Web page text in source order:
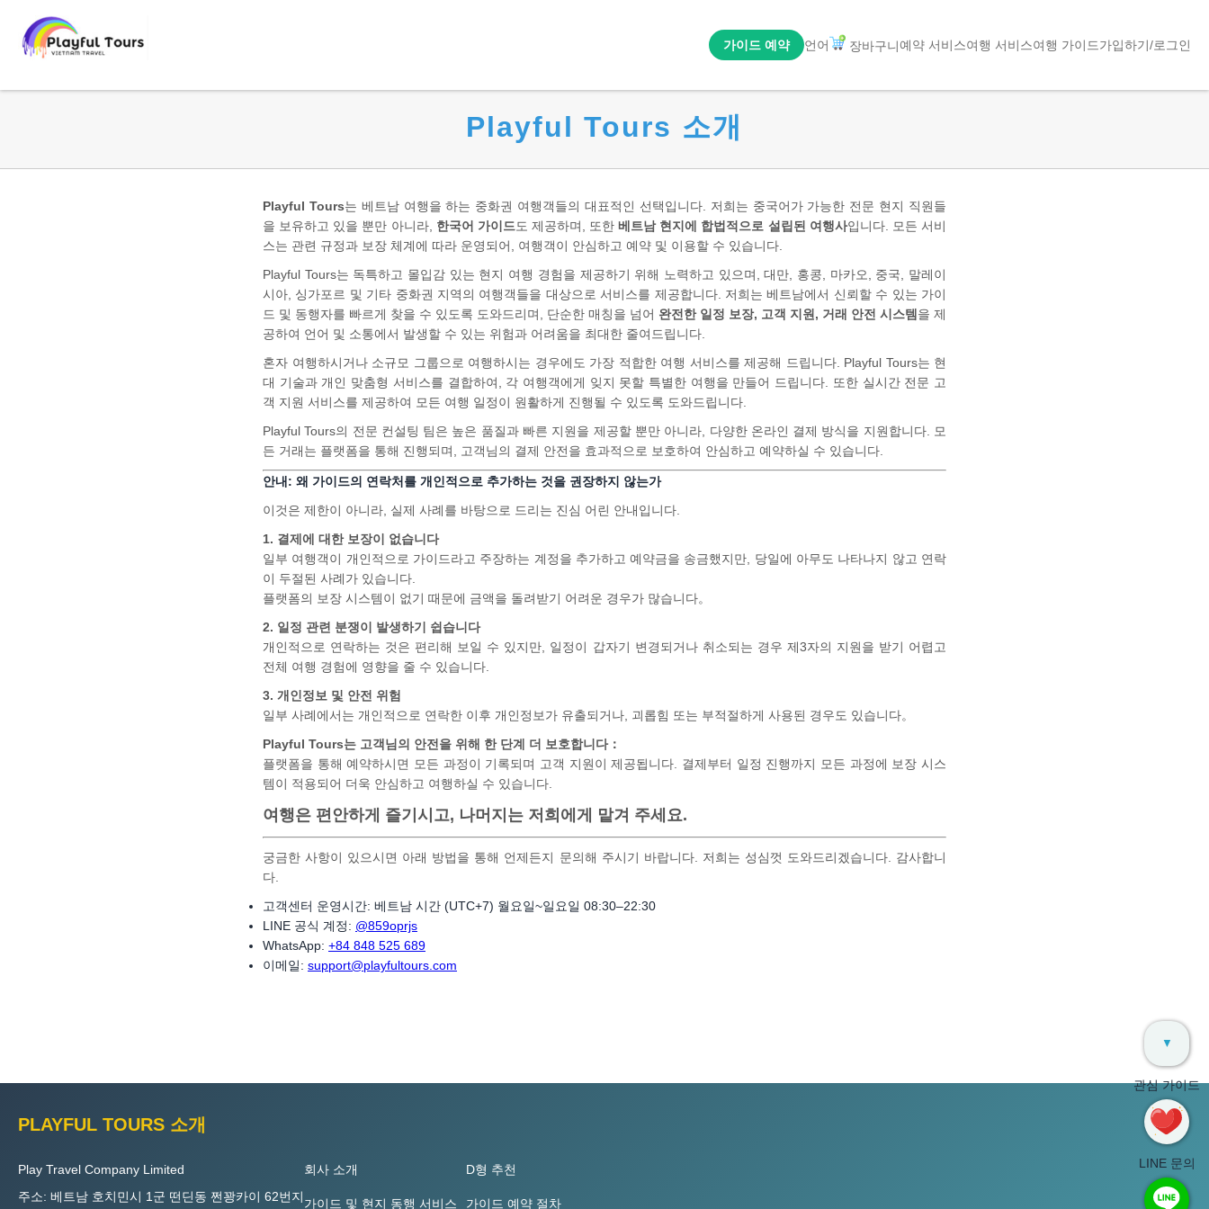
가이드 예약 언어 장바구니예약 서비스여행 서비스여행 가이드가입하기/로그인
Playful Tours 소개
Playful Tours는 베트남 여행을 하는 중화권 여행객들의 대표적인 선택입니다. 저희는 중국어가 가능한 전문 현지 직원들
을 보유하고 있을 뿐만 아니라, 한국어 가이드도 제공하며, 또한베트남 현지에 합법적으로 설립된 여행사입니다. 모든 서비
스는 관련 규정과 보장 체계에 따라 운영되어, 여행객이 안심하고 예약 및 이용할 수 있습니다.
Playful Tours는 독특하고 몰입감 있는 현지 여행 경험을 제공하기 위해 노력하고 있으며, 대만, 홍콩, 마카오, 중국, 말레이
시아, 싱가포르 및 기타 중화권 지역의 여행객들을 대상으로 서비스를 제공합니다. 저희는 베트남에서 신뢰할 수 있는 가이
드 및 동행자를 빠르게 찾을 수 있도록 도와드리며, 단순한 매칭을 넘어 완전한 일정 보장, 고객 지원, 거래 안전 시스템 을 제
공하여 언어 및 소통에서 발생할 수 있는 위험과 어려움을 최대한 줄여드립니다.
혼자 여행하시거나 소규모 그룹으로 여행하시는 경우에도 가장 적합한 여행 서비스를 제공해 드립니다. Playful Tours는 현
대 기술과 개인 맞춤형 서비스를 결합하여, 각 여행객에게 잊지 못할 특별한 여행을 만들어 드립니다. 또한 실시간 전문 고
객 지원 서비스를 제공하여 모든 여행 일정이 원활하게 진행될 수 있도록 도와드립니다.
Playful Tours의 전문 컨설팅 팀은 높은 품질과 빠른 지원을 제공할 뿐만 아니라, 다양한 온라인 결제 방식을 지원합니다. 모
든 거래는 플랫폼을 통해 진행되며, 고객님의 결제 안전을 효과적으로 보호하여 안심하고 예약하실 수 있습니다.
안내: 왜 가이드의 연락처를 개인적으로 추가하는 것을 권장하지 않는가
이것은 제한이 아니라, 실제 사례를 바탕으로 드리는 진심 어린 안내입니다.
1. 결제에 대한 보장이 없습니다
일부 여행객이 개인적으로 가이드라고 주장하는 계정을 추가하고 예약금을 송금했지만, 당일에 아무도 나타나지 않고 연락
이 두절된 사례가 있습니다.
플랫폼의 보장 시스템이 없기 때문에 금액을 돌려받기 어려운 경우가 많습니다。
2. 일정 관련 분쟁이 발생하기 쉽습니다
개인적으로 연락하는 것은 편리해 보일 수 있지만, 일정이 갑자기 변경되거나 취소되는 경우 제3자의 지원을 받기 어렵고
전체 여행 경험에 영향을 줄 수 있습니다.
3. 개인정보 및 안전 위험
일부 사례에서는 개인적으로 연락한 이후 개인정보가 유출되거나, 괴롭힘 또는 부적절하게 사용된 경우도 있습니다。
Playful Tours는 고객님의 안전을 위해 한 단계 더 보호합니다：
플랫폼을 통해 예약하시면 모든 과정이 기록되며 고객 지원이 제공됩니다. 결제부터 일정 진행까지 모든 과정에 보장 시스
템이 적용되어 더욱 안심하고 여행하실 수 있습니다.
여행은 편안하게 즐기시고, 나머지는 저희에게 맡겨 주세요.
궁금한 사항이 있으시면 아래 방법을 통해 언제든지 문의해 주시기 바랍니다. 저희는 성심껏 도와드리겠습니다. 감사합니
다.
고객센터 운영시간: 베트남 시간 (UTC+7) 월요일~일요일 08:30–22:30
LINE 공식 계정: @859oprjs
WhatsApp: +84 848 525 689
이메일: support@playfultours.com
PLAYFUL TOURS 소개
Play Travel Company Limited
주소: 베트남 호치민시 1군 떤딘동 쩐꽝카이 62번지
회사 소개 D형 추천
가이드 및 현지 동행 서비스 가이드 예약 절차
▼
관심 가이드
LINE 문의